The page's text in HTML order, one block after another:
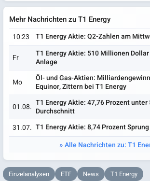
Mehr Nachrichten zu T1 Energy
10:23 T1 Energy Aktie: Q2-Zahlen am
Fr
T1 Energy Aktie: 510 Millionen
Anlage
Mo
Öl- und Gas-Aktien:
Equinor, Zittern bei T1 Energy
01.08. T1 Energy Aktie: 47,76 Prozent unter
Durchschnitt
31.07. T1 Energy Aktie: 8,74 Prozent
Alle Nachrichten zu: T1
Einzelanalysen ETF News T1 Energy